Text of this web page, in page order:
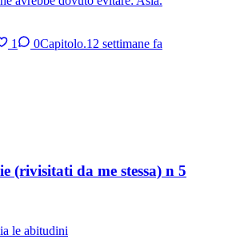
1 0Capitolo.1 2 settimane fa
(rivisitati da me stessa) n 5
le abitudini